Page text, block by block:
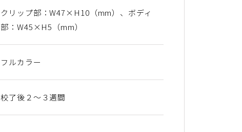
クリップ部：W47×H10（mm）、ボディ
部：W45×H5（mm）
フルカラー
校了後２〜３週間